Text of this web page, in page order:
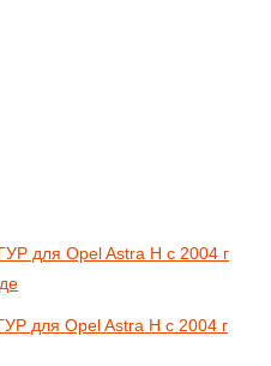
для Opel Astra H с 2004 г